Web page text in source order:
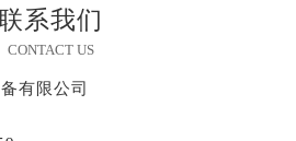
系我们
CONTACT US
有限公司